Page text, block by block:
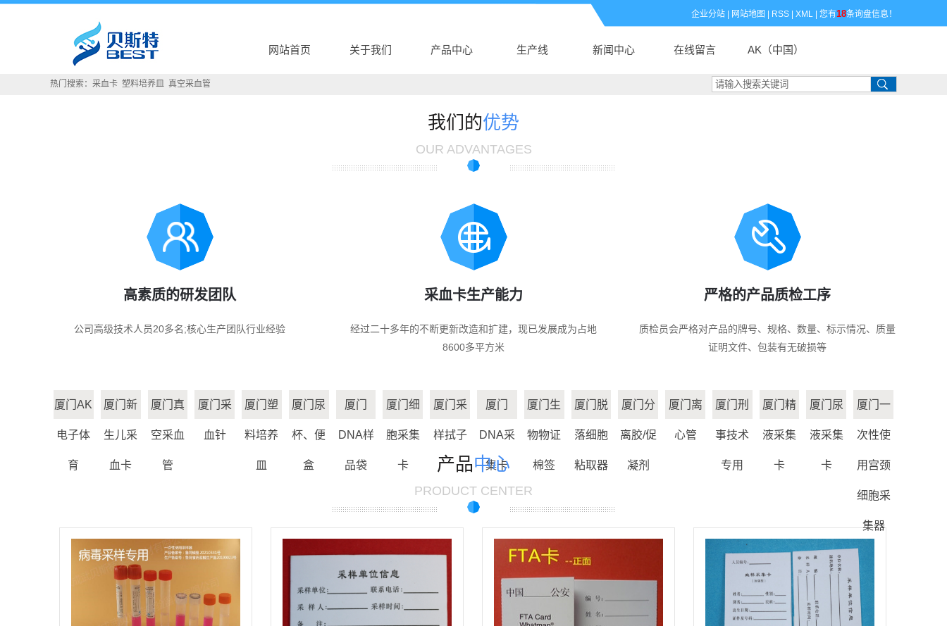
企业分站 网站地图 RSS XML 您有18条询盘信息！
网站首页 关于我们 产品中心
卡
厦门真空采血管
厦门采血针
厦门尿杯、便盒
厦门DNA样品袋
厦门细胞采集卡
厦门采样拭子
厦门生物物证棉
厦门精液采集卡
厦门尿液采集卡
厦门一次性使用
宫颈细胞采集器
生产线 新闻中心 在线留言 AK（中国）
热门搜索： 采血卡 塑料培养皿 真空采血管
我们的优势
OUR ADVANTAGES
高素质的研发团队
公司高级技术人员20多名;核心生产团队行业经验
采血卡生产能力
经过二十多年的不断更新改造和扩建，现已发展成为占地
8600多平方米
严格的产品质检工序
质检员会严格对产品的牌号、规格、数量、标示情况、质量
证明文件、包装有无破损等
厦门AK
电子体
育
厦门新
生儿采
血卡
厦门真
空采血
管
厦门采
血针
厦门塑
料培养
皿
厦门尿
杯、便
盒
厦门
DNA样
品袋
厦门细
胞采集
卡
厦门采
样拭子
厦门
DNA采
集卡
厦门生
物物证
棉签
厦门脱
落细胞
粘取器
厦门分
离胶/促
凝剂
厦门离
心管
厦门刑
事技术
专用
厦门精
液采集
卡
厦门尿
液采集
卡
厦门一
次性使
用宫颈
细胞采
集器
产品中心
PRODUCT CENTER